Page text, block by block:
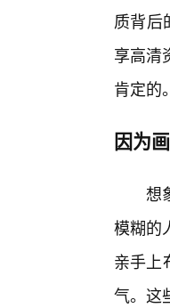
质背后
享高清
肯定的。
因为
想
模糊的
亲手上
气。这